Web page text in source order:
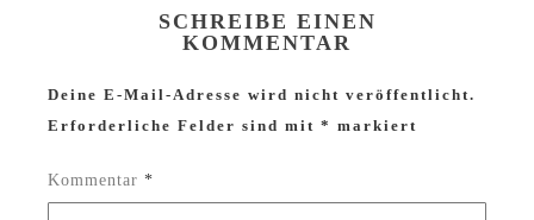
SCHREIBE EINEN
KOMMENTAR
Deine E-Mail-Adresse wird nicht veröffentlicht.
Erforderliche Felder sind mit* markiert
Kommentar*